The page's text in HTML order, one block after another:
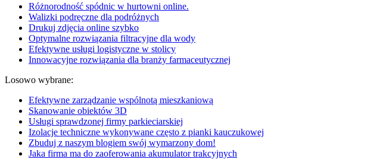
Różnorodność spódnic w hurtowni online.
Walizki podręczne dla podróżnych
Drukuj zdjęcia online szybko
Optymalne rozwiązania filtracyjne dla wody
Efektywne usługi logistyczne w stolicy
Innowacyjne rozwiązania dla branży farmaceutycznej
Losowo wybrane:
Efektywne zarządzanie wspólnotą mieszkaniową
Skanowanie obiektów 3D
Usługi sprawdzonej firmy parkieciarskiej
Izolacje techniczne wykonywane często z pianki kauczukowej
Zbuduj z naszym blogiem swój wymarzony dom!
Jaka firma ma do zaoferowania akumulator trakcyjnych